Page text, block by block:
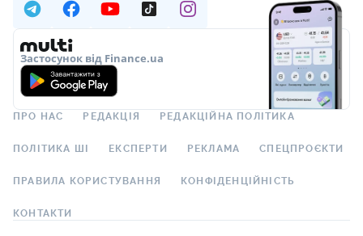
Застосунок від Finance.ua
ПРО НАС РЕДАКЦІЯ РЕДАКЦІЙНА ПОЛІТИКА
ПОЛІТИКА ШІ ЕКСПЕРТИ РЕКЛАМА СПЕЦПРОЄКТИ
ПРАВИЛА КОРИСТУВАННЯ КОНФІДЕНЦІЙНІСТЬ
КОНТАКТИ